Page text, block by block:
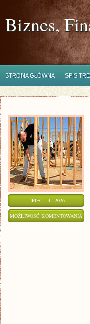
Biznes,
STRONA GŁÓWNA SPIS
LIPIEC - 4 - 2026
MOŻLIWOŚĆ KOMENTOWANIA